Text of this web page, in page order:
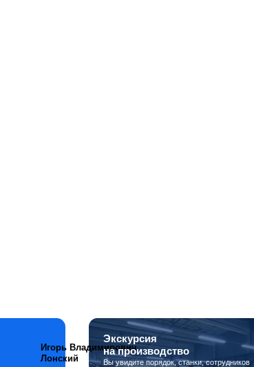
Игорь Владимирович
Лонский
Экскурсия
на производство
Вы увидите порядок, станки, сотрудников